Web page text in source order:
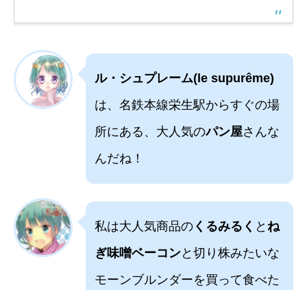
ル・シュプレーム(le supurême)
は、名鉄本線栄生駅からすぐの場
所にある、大人気のパン屋さんな
んだね！
私は大人気商品の くるみるく と ね
ぎ味噌ベーコンと切り株みたいな
モーンブルンダーを買って食べた